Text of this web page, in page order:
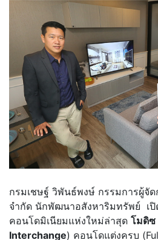
กรมเชษฐ์ วิพันธ์พงษ์ กรรมการผู้จั
จำกัด นักพัฒนาอสังหาริมทรัพย์ เปิ
คอนโดมิเนียมแห่งใหม่ล่าสุด โมดิซ
Interchange) คอนโดแต่งครบ